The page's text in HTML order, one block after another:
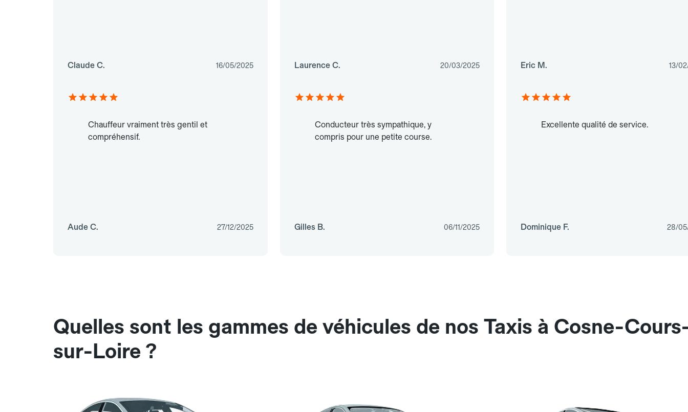
Claude C. 16/05/2025 Laurence C. 20/03/2025 Eric M. 13/
Chauffeur vraiment très gentil et
compréhensif.
Aude C. 27/12/2025
Conducteur très sympathique, y
compris pour une petite course.
Gilles B. 06/11/2025
Excellente qualité de service.
Dominique F. 28/
Quelles sont les gammes de véhicules de nos Taxis à Cosne-
sur-Loire ?